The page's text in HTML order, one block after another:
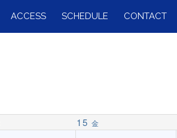
ACCESS SCHEDULE CONTACT
15 金